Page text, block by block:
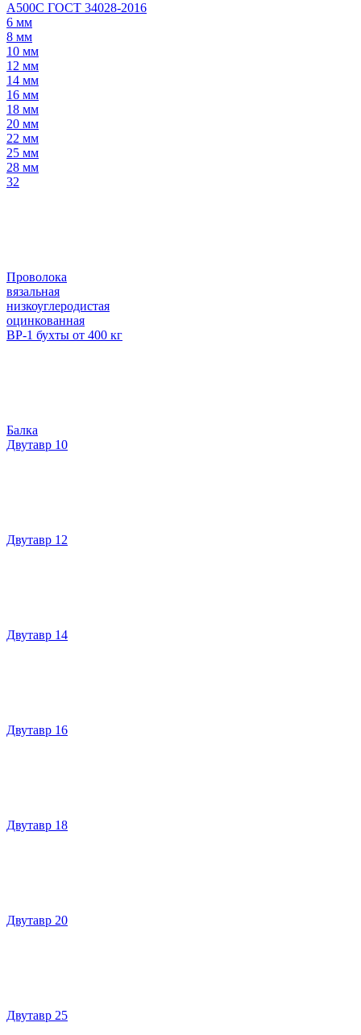
А500С ГОСТ 34028-2016
6 мм
8 мм
10 мм
12 мм
14 мм
16 мм
18 мм
20 мм
22 мм
25 мм
28 мм
32
Проволока
вязальная
низкоуглеродистая
оцинкованная
ВР-1 бухты от 400 кг
Балка
Двутавр 10
Двутавр 12
Двутавр 14
Двутавр 16
Двутавр 18
Двутавр 20
Двутавр 25